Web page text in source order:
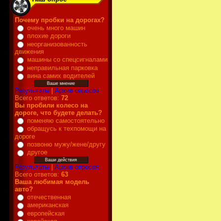
Почему пробки на дорогах?
очень много машин
плохие дороги
неорганизованность
движения
машины со спецсигналами
неправильная парковка
вина самих водителей
Результаты| Архив опросов
Всего ответов: 72
Вы пробили колесо на
дороге, что будете делать?
поменяю самостоятельно
обращусь к техпомощи на
дороге
позвоню мужу/жене/другу
другое
Результаты| Архив опросов
Всего ответов: 63
Ваша любимая модель
авто?
отечественная
американская
европейская